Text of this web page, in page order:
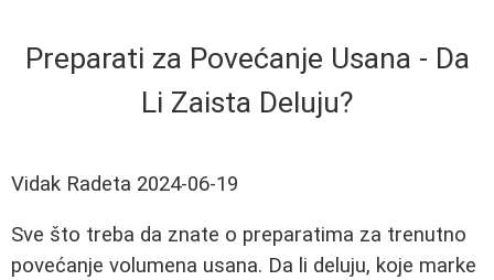
Preparati za Povećanje Usana - Da
Li Zaista Deluju?
Vidak Radeta 2024-06-19
Sve što treba da znate o preparatima za trenutno
povećanje volumena usana. Da li deluju, koje marke